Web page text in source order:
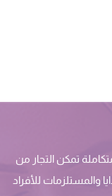
تمكن التجار من
والمستلزمات للأفراد